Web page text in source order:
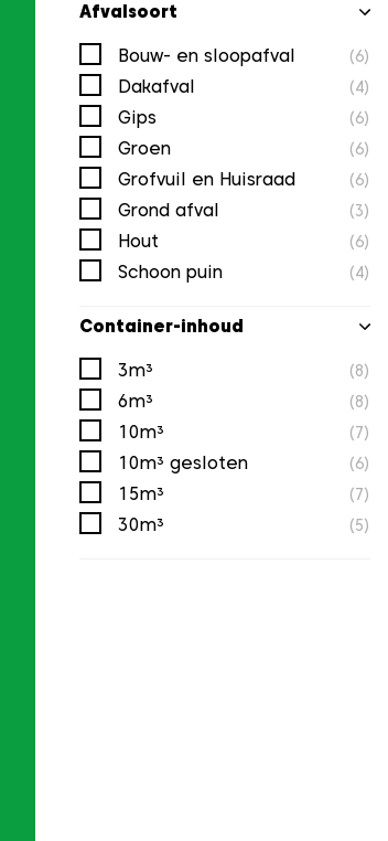
Afvalsoort
Bouw- en sloopafval (6)
Dakafval (4)
Gips (6)
Groen (6)
Grofvuil en Huisraad (6)
Grond afval (3)
Hout (6)
Schoon puin (4)
Container-inhoud
3m³ (8)
6m³ (8)
10m³ (7)
10m³ gesloten (6)
15m³ (7)
30m³ (5)